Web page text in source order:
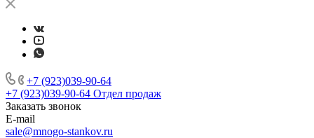
+7 (923)039-90-64
+7 (923)039-90-64 Отдел продаж
Заказать звонок
E-mail
sale@mnogo-stankov.ru